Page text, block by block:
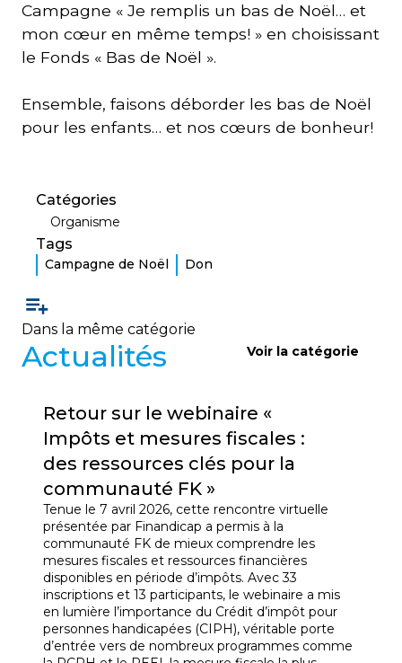
Campagne « Je remplis un bas de Noël… et
mon cœur en même temps! » en choisissant
le Fonds « Bas de Noël ».
Ensemble, faisons déborder les bas de Noël
pour les enfants… et nos cœurs de bonheur!
Catégories
Organisme
Tags
Campagne de Noël Don
Dans la même catégorie
Actualités Voir la catégorie
Retour sur le webinaire «
Impôts et mesures fiscales :
des ressources clés pour la
communauté FK »
Tenue le 7 avril 2026, cette rencontre virtuelle
présentée par Finandicap a permis à la
communauté FK de mieux comprendre les
mesures fiscales et ressources financières
disponibles en période d’impôts. Avec 33
inscriptions et 13 participants, le webinaire a mis
en lumière l’importance du Crédit d’impôt pour
personnes handicapées (CIPH), véritable porte
d’entrée vers de nombreux programmes comme